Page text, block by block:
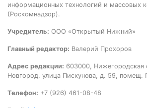
информационных технологий и массовых
(Роскомнадзор).
Учредитель: ООО «Открытый Нижний»
Главный редактор: Валерий Прохоров
Адрес редакции: 603000, Нижегородская
Новгород, улица Пискунова, д. 59, помещ.
Телефон: +7 (926) 461-08-48